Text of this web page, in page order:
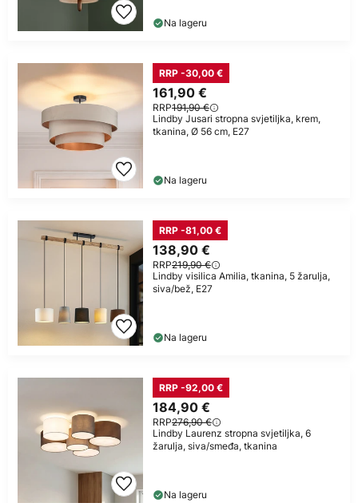
Na lageru
161,90 €
RRP191,90 €
RRP -30,00 €
Lindby Jusari stropna svjetiljka, krem,
tkanina, Ø 56 cm, E27
Na lageru
138,90 €
RRP219,90 €
RRP -81,00 €
Lindby visilica Amilia, tkanina, 5 žarulja,
siva/bež, E27
Na lageru
184,90 €
RRP276,90 €
RRP -92,00 €
Lindby Laurenz stropna svjetiljka, 6
žarulja, siva/smeđa, tkanina
Na lageru